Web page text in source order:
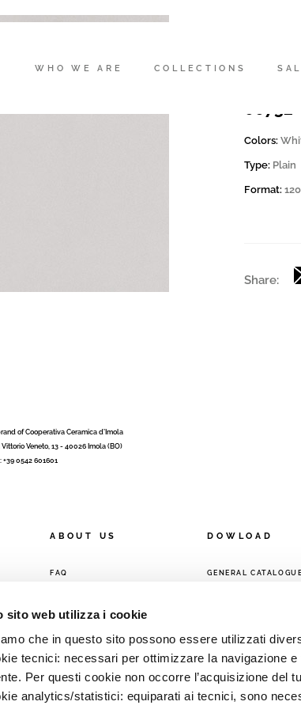
sito web utilizza i cookie
che in questo sito possono essere utilizzati
tecnici: necessari per ottimizzare la navigazione
Per questi cookie non occorre l’acquisizione del
analytics/statistici: equiparati ai tecnici, sono
WHO WE ARE COLLECTIONS
00732
Colors:
Type: Plain
Format:
Share:
of Cooperativa Ceramica d’Imola
Vittorio Veneto, 13 - 40026 Imola (BO)
+39 0542 601601
ABOUT US
FAQ
SALES NETWORK
DOWLOAD
GENERAL